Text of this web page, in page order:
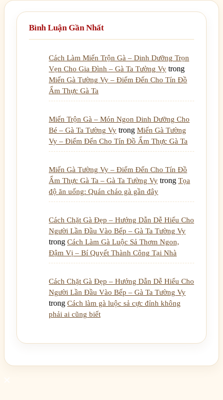
Bình Luận Gần Nhất
Cách Làm Miến Trộn Gà – Dinh Dưỡng Trọn
Vẹn Cho Gia Đình – Gà Ta Tường Vy trong
Miến Gà Tường Vy – Điểm Đến Cho Tín Đồ
Ẩm Thực Gà Ta
Miến Trộn Gà – Món Ngon Dinh Dưỡng Cho
Bé – Gà Ta Tường Vy trong Miến Gà Tường
Vy – Điểm Đến Cho Tín Đồ Ẩm Thực Gà Ta
Miến Gà Tường Vy – Điểm Đến Cho Tín Đồ
Ẩm Thực Gà Ta – Gà Ta Tường Vy trong Tọa
độ ăn uống: Quán cháo gà gần đây
Cách Chặt Gà Đẹp – Hướng Dẫn Dễ Hiểu Cho
Người Lần Đầu Vào Bếp – Gà Ta Tường Vy
trong Cách Làm Gà Luộc Sả Thơm Ngon,
Đậm Vị – Bí Quyết Thành Công Tại Nhà
Cách Chặt Gà Đẹp – Hướng Dẫn Dễ Hiểu Cho
Người Lần Đầu Vào Bếp – Gà Ta Tường Vy
trong Cách làm gà luộc sả cực đỉnh không
phải ai cũng biết